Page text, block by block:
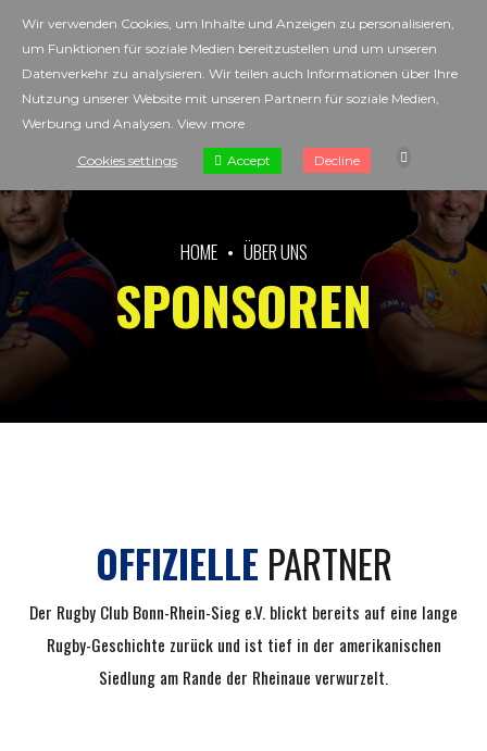
HOME ÜBER UNS
SPONSOREN
OFFIZIELLE PARTNER
Der Rugby Club Bonn-Rhein-Sieg e.V. blickt bereits auf eine lange
Rugby-Geschichte zurück und ist tief in der amerikanischen
Siedlung am Rande der Rheinaue verwurzelt.
Wir verwenden Cookies, um Inhalte und Anzeigen zu personalisieren,
um Funktionen für soziale Medien bereitzustellen und um unseren
Datenverkehr zu analysieren. Wir teilen auch Informationen über Ihre
Nutzung unserer Website mit unseren Partnern für soziale Medien,
Werbung und Analysen. View more
Cookies settings Accept Decline